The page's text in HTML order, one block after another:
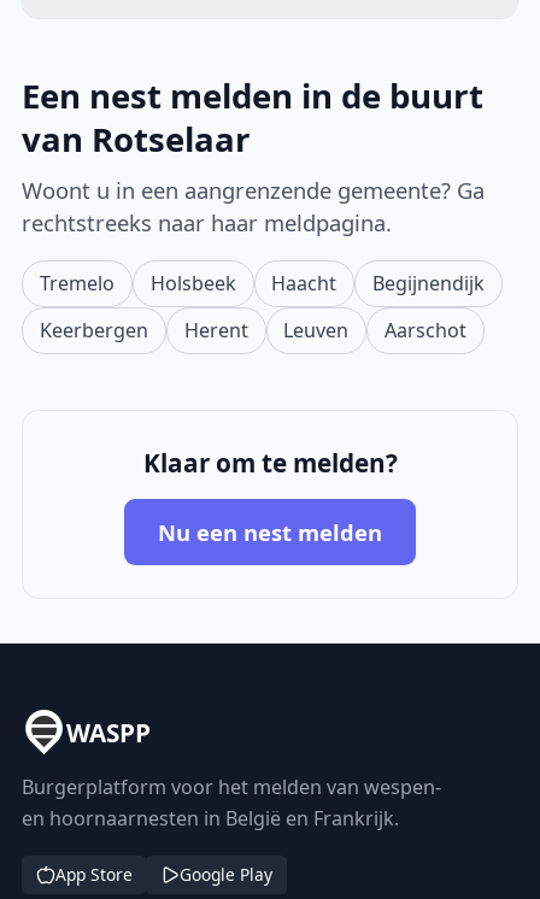
Een nest melden in de buurt
van Rotselaar
Woont u in een aangrenzende gemeente? Ga
rechtstreeks naar haar meldpagina.
Tremelo Holsbeek Haacht
Begijnendijk
Keerbergen
Herent Leuven Aarschot
Klaar om te melden?
Nu een nest melden
WASPP
Burgerplatform voor het melden van wespen-
en hoornaarnesten in België en Frankrijk.
App Store Google Play